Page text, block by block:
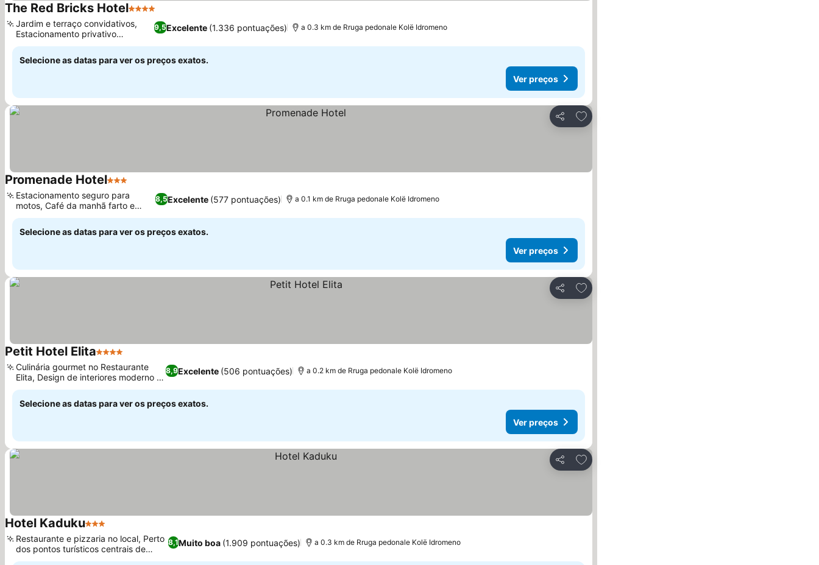
The Red Bricks Hotel4 Estrelas
9,5Excelente (1.336 pontuações)
Jardim e terraço convidativos,
Estacionamento privativo
conveniente
a 0.3 km de Rruga pedonale Kolë Idromeno
Selecione as datas para ver os preços exatos.
Ver preços
Partilhar
Adicionar aos favoritos
Promenade Hotel3 Estrelas
8,5Excelente (577 pontuações)
Estacionamento seguro para
motos, Café da manhã farto e
saudável
a 0.1 km de Rruga pedonale Kolë Idromeno
Selecione as datas para ver os preços exatos.
Ver preços
Partilhar
Adicionar aos favoritos
Petit Hotel Elita4 Estrelas
8,9Excelente (506 pontuações)
Culinária gourmet no Restaurante
Elita, Design de interiores moderno e
único
a 0.2 km de Rruga pedonale Kolë Idromeno
Selecione as datas para ver os preços exatos.
Ver preços
Partilhar
Adicionar aos favoritos
Hotel Kaduku3 Estrelas
8,1Muito boa (1.909 pontuações)
Restaurante e pizzaria no local, Perto
dos pontos turísticos centrais de
Shkodër
a 0.3 km de Rruga pedonale Kolë Idromeno